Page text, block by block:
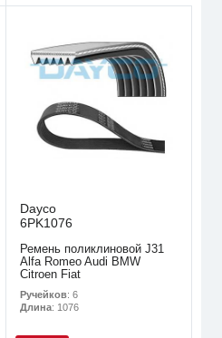
Dayco
6PK1076
Ремень поликлиновой J31
Alfa Romeo Audi BMW
Citroen Fiat
Ручейков: 6
Длина: 1076